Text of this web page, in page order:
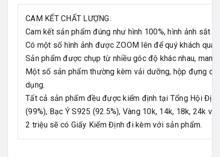
CAM KẾT CHẤT LƯỢNG:
Cam kết sản phẩm đúng như hình 100%, hình ảnh sắt
Có một số hình ảnh được ZOOM lên để quý khách
Sản phẩm được chụp từ nhiều góc độ khác nhau,
Một số sản phẩm thường kèm vải dưỡng, hộp đựng
dụng.
Tất cả sản phẩm đều được kiểm định tại Tổng Hội Địa
(99%), Bạc Ý S925 (92.5%), Vàng 10k, 14k, 18k, 24k
2 triệu sẽ có Giấy Kiểm Định đi kèm với sản phẩm.